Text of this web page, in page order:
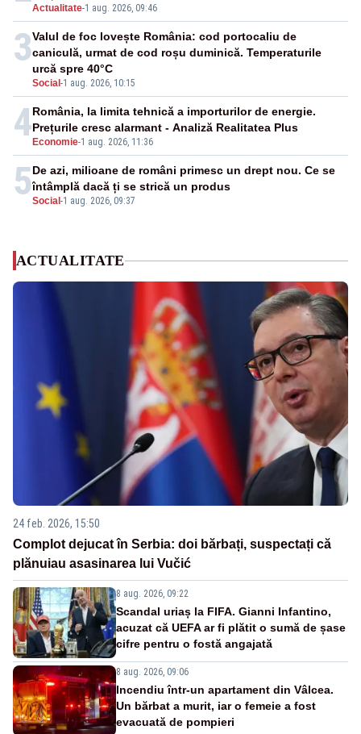
Actualitate-1 aug. 2026, 09:46
3
Social -1 aug. 2026, 10:15
Valul de foc lovește România: cod portocaliu de
caniculă, urmat de cod roșu duminică. Temperaturile
urcă spre 40°C
4 Economie-1 aug. 2026, 11:36
România, la limita tehnică a importurilor de energie.
Prețurile cresc alarmant - Analiză Realitatea Plus
5Social -1 aug. 2026, 09:37
De azi, milioane de români primesc un drept nou. Ce se
întâmplă dacă ți se strică un produs
ACTUALITATE
24 feb. 2026, 15:50
Complot dejucat în Serbia: doi bărbați, suspectați că
plănuiau asasinarea lui Vučić
8 aug. 2026, 09:22
Scandal uriaș la FIFA. Gianni Infantino,
acuzat că UEFA ar fi plătit o sumă de șase
cifre pentru o fostă angajată
8 aug. 2026, 09:06
Incendiu într-un apartament din Vâlcea.
Un bărbat a murit, iar o femeie a fost
evacuată de pompieri